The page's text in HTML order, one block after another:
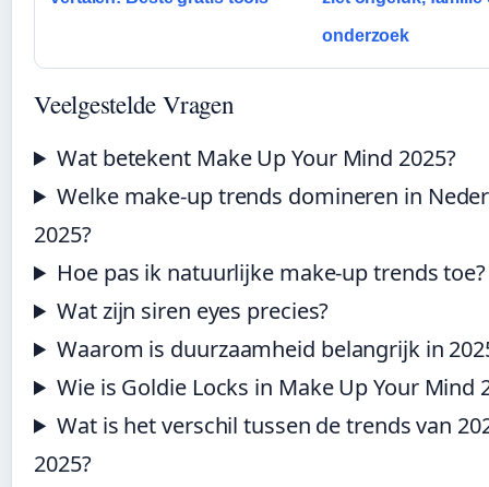
onderzoek
Veelgestelde Vragen
Wat betekent Make Up Your Mind 2025?
Welke make-up trends domineren in
2025?
Hoe pas ik natuurlijke make-up trends toe?
Wat zijn siren eyes precies?
Waarom is duurzaamheid belangrijk in
Wie is Goldie Locks in Make Up Your Mind
Wat is het verschil tussen de trends van
2025?